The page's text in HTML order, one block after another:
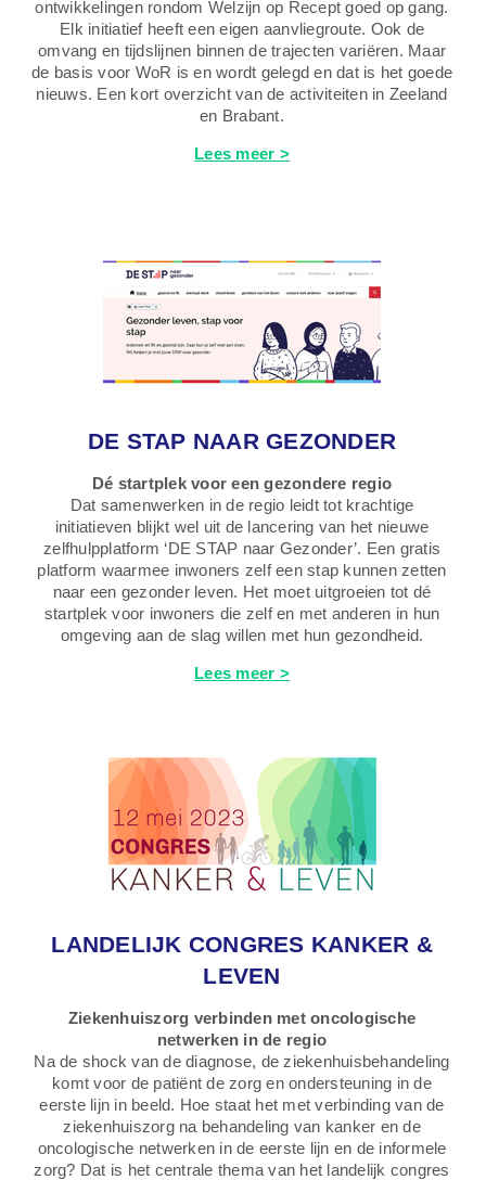
ontwikkelingen rondom Welzijn op Recept goed op gang.
Elk initiatief heeft een eigen aanvliegroute. Ook de
omvang en tijdslijnen binnen de trajecten variëren. Maar
de basis voor WoR is en wordt gelegd en dat is het goede
nieuws. Een kort overzicht van de activiteiten in Zeeland
en Brabant.
Lees meer >
DE STAP NAAR GEZONDER
Dé startplek voor een gezondere regio
Dat samenwerken in de regio leidt tot krachtige
initiatieven blijkt wel uit de lancering van het nieuwe
zelfhulpplatform ‘DE STAP naar Gezonder’. Een gratis
platform waarmee inwoners zelf een stap kunnen zetten
naar een gezonder leven. Het moet uitgroeien tot dé
startplek voor inwoners die zelf en met anderen in hun
omgeving aan de slag willen met hun gezondheid.
Lees meer >
LANDELIJK CONGRES KANKER &
LEVEN
Ziekenhuiszorg verbinden met oncologische
netwerken in de regio
Na de shock van de diagnose, de ziekenhuisbehandeling
komt voor de patiënt de zorg en ondersteuning in de
eerste lijn in beeld. Hoe staat het met verbinding van de
ziekenhuiszorg na behandeling van kanker en de
oncologische netwerken in de eerste lijn en de informele
zorg? Dat is het centrale thema van het landelijk congres